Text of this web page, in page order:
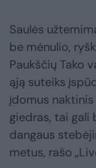
Saulės
be mėnulio,
Paukščių Tako
ąją suteiks
įdomus
giedras, tai gali
dangaus
metus, rašo